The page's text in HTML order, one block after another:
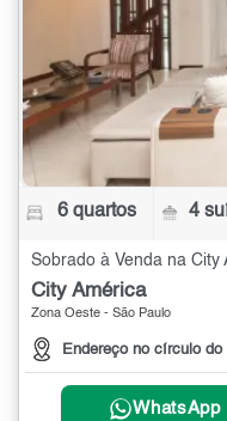
6 quartos 4
Sobrado à Venda na City
City América
Zona Oeste - São Paulo
Endereço no círculo do
WhatsApp